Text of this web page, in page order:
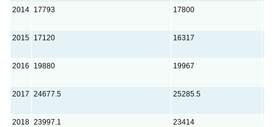
2014 17793 17800
2015 17120 16317
2016 19880 19967
2017 24677.5 25285.5
2018 23997.1 23414